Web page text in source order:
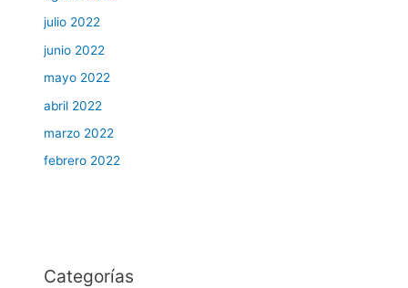
julio 2022
junio 2022
mayo 2022
abril 2022
marzo 2022
febrero 2022
Categorías